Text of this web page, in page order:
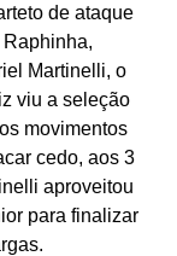
de ataque
Martinelli, o
viu a seleção
movimentos
cedo, aos 3
aproveitou
para finalizar